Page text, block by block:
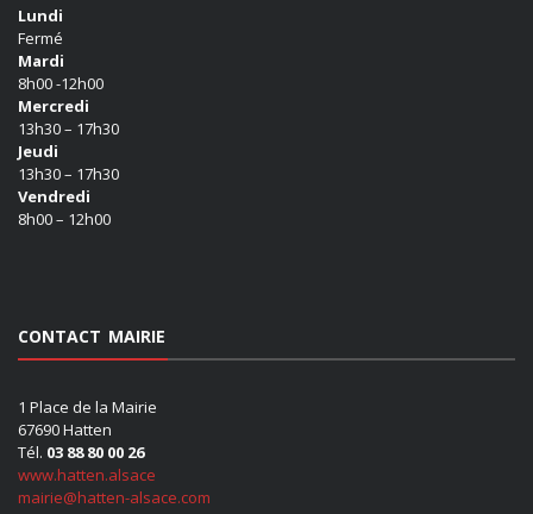
Lundi
Fermé
Mardi
8h00 -12h00
Mercredi
13h30 – 17h30
Jeudi
13h30 – 17h30
Vendredi
8h00 – 12h00
CONTACT MAIRIE
1 Place de la Mairie
67690 Hatten
Tél. 03 88 80 00 26
www.hatten.alsace
mairie@hatten-alsace.com